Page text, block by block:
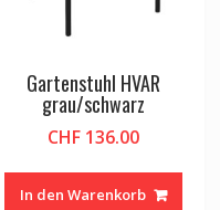
Gartenstuhl HVAR
grau/schwarz
CHF136.00
In den Warenkorb